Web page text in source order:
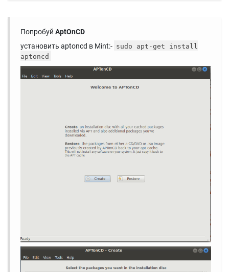
Попробуй AptOnCD
установить aptoncd в Mint:- sudo apt-get install
aptoncd